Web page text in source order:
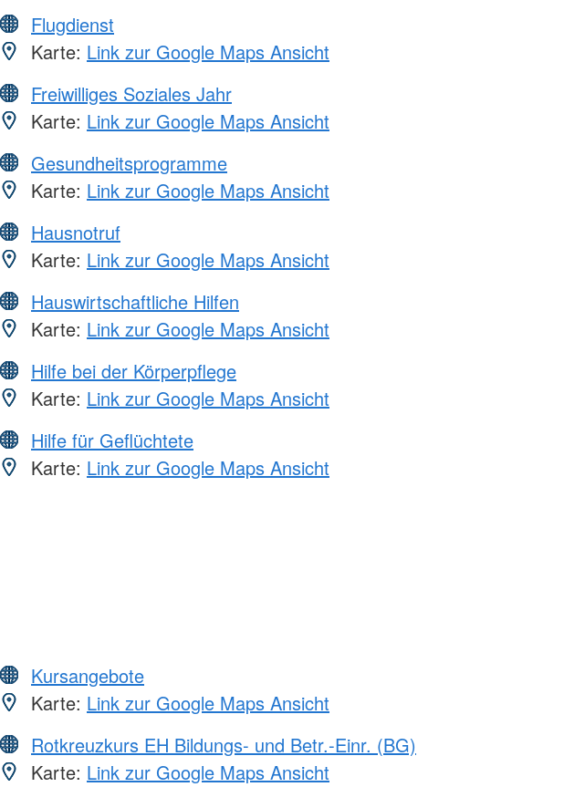
Flugdienst
Karte: Link zur Google Maps Ansicht
Freiwilliges Soziales Jahr
Karte: Link zur Google Maps Ansicht
Gesundheitsprogramme
Karte: Link zur Google Maps Ansicht
Hausnotruf
Karte: Link zur Google Maps Ansicht
Hauswirtschaftliche Hilfen
Karte: Link zur Google Maps Ansicht
Hilfe bei der Körperpflege
Karte: Link zur Google Maps Ansicht
Hilfe für Geflüchtete
Karte: Link zur Google Maps Ansicht
Kursangebote
Karte: Link zur Google Maps Ansicht
Rotkreuzkurs EH Bildungs- und Betr.-Einr. (BG)
Karte: Link zur Google Maps Ansicht